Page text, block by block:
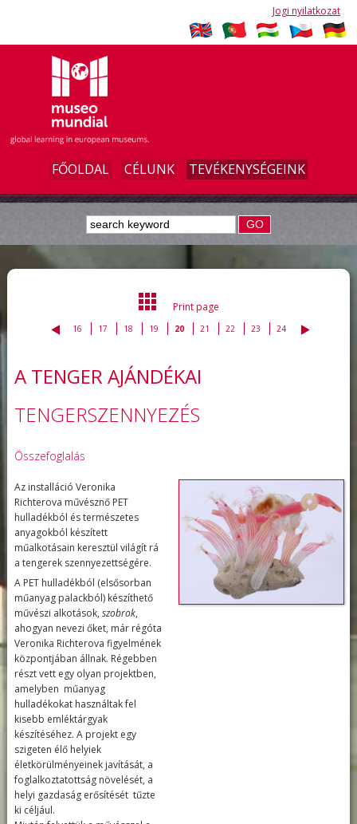
Jogi nyilatkozat
FŐOLDAL CÉLUNK TEVÉKENYSÉGEINK
GO
Print page
16 17 18 19 20 21 22 23 24
A TENGER AJÁNDÉKAI
TENGERSZENNYEZÉS
Összefoglalás
Az installáció Veronika
Richterova művésznő PET
hulladékból és természetes
anyagokból készített
műalkotásain keresztül világít rá
a tengerek szennyezettségére.
A PET hulladékból (elsősorban
műanyag palackból) készíthető
művészi alkotások, szobrok,
ahogyan nevezi őket, már régóta
Veronika Richterova figyelmének
központjában állnak. Régebben
részt vett egy olyan projektben,
amelyben műanyag
hulladékokat használtak fel
kisebb emléktárgyak
készítéséhez. A projekt egy
szigeten élő helyiek
életkörülményeinek javítását, a
foglalkoztatottság növelését, a
helyi gazdaság erősítését tűzte
ki céljául.